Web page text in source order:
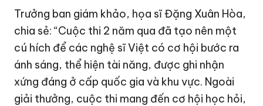
Trưởng ban giám khảo, họa sĩ Đặng Xuân Hòa,
chia sẻ: “Cuộc thi 2 năm qua đã tạo nên một
cú hích để các nghệ sĩ Việt có cơ hội bước ra
ánh sáng, thể hiện tài năng, được ghi nhận
xứng đáng ở cấp quốc gia và khu vực. Ngoài
giải thưởng, cuộc thi mang đến cơ hội học hỏi,